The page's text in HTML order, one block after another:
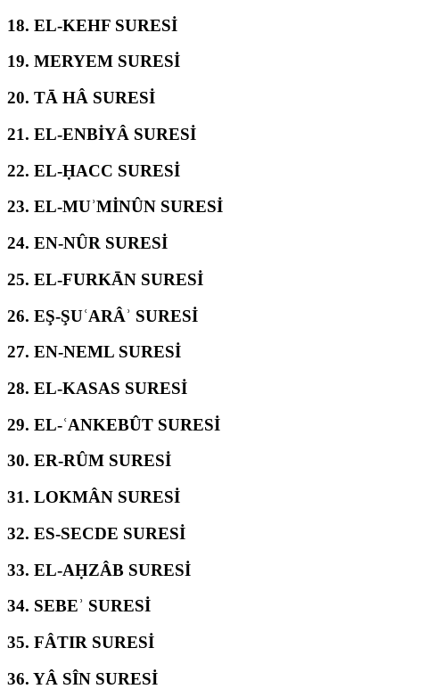
18. EL-KEHF SURESİ
19. MERYEM SURESİ
20. TĀ HÂ SURESİ
21. EL-ENBİYÂ SURESİ
22. EL-ḤACC SURESİ
23. EL-MUʾMİNÛN SURESİ
24. EN-NÛR SURESİ
25. EL-FURKĀN SURESİ
26. EŞ-ŞUʿARÂʾ SURESİ
27. EN-NEML SURESİ
28. EL-KASAS SURESİ
29. EL-ʿANKEBÛT SURESİ
30. ER-RÛM SURESİ
31. LOKMÂN SURESİ
32. ES-SECDE SURESİ
33. EL-AḤZÂB SURESİ
34. SEBEʾ SURESİ
35. FÂTIR SURESİ
36. YÂ SÎN SURESİ